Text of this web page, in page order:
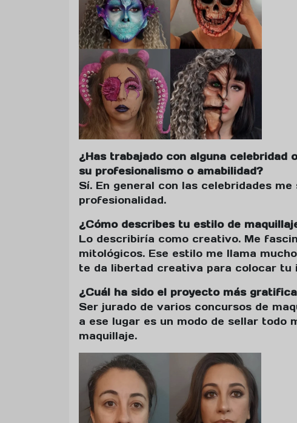
¿Has trabajado con alguna celebridad
su profesionalismo o amabilidad?
Sí. En general con las celebridades
profesionalidad.
¿Cómo describes tu estilo de
Lo describiría como creativo. Me
mitológicos. Ese estilo me llama
te da libertad creativa para colocar tu
¿Cuál ha sido el proyecto más
Ser jurado de varios concursos de
a ese lugar es un modo de sellar todo
maquillaje.